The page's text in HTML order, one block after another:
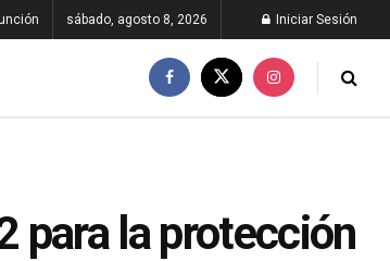
sábado, agosto 8, 2026 Iniciar Sesión
para la protección